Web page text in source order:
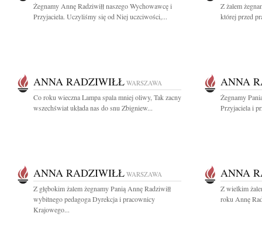
Żegnamy Annę Radziwiłł naszego Wychowawcę i
Przyjaciela. Uczyliśmy się od Niej uczciwości,...
Z żalem
której przed
ANNA RADZIWIŁŁ WARSZAWA
Co roku wieczna Lampa spala mniej oliwy, Tak zacny
wszechświat układa nas do snu Zbigniew...
ANNA
Żegnamy
Przyjaciela i
ANNA RADZIWIŁŁ WARSZAWA
Z głębokim żalem żegnamy Panią Annę Radziwiłł
wybitnego pedagoga Dyrekcja i pracownicy
Krajowego...
ANNA
Z wielkim
roku Annę